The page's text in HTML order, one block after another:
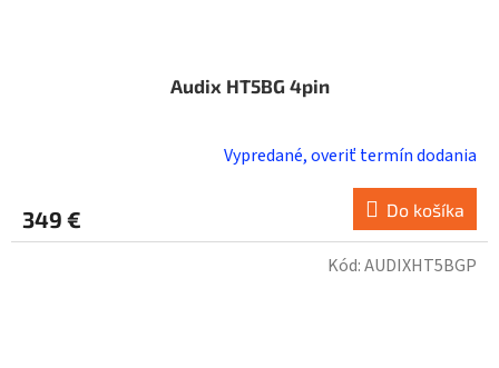
Audix HT5BG 4pin
Vypredané, overiť termín dodania
349 € Do košíka
Kód:AUDIXHT5BGP